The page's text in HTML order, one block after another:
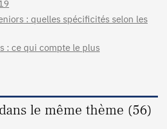
: quelles spécificités selon les
: ce qui compte le plus
le même thème (56)